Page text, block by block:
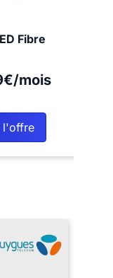
Fibre
mois
l'offre